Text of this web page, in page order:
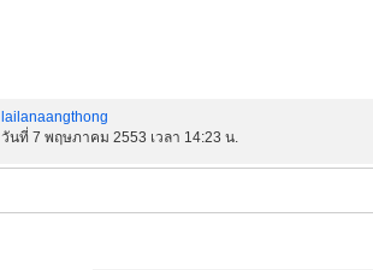
lailanaangthong
วันที่ 7 พฤษภาคม 2553 เวลา 14:23 น.